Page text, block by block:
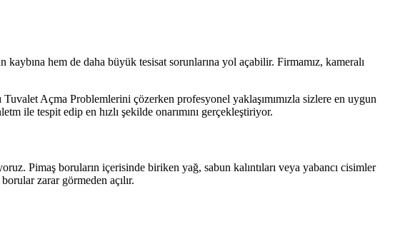
hem de daha büyük tesisat sorunlarına yol açabilir. Firmamız, kameralı
Açma Problemlerini çözerken profesyonel yaklaşımımızla sizlere en uygun
ile tespit edip en hızlı şekilde onarımını gerçekleştiriyor.
Pimaş boruların içerisinde biriken yağ, sabun kalıntıları veya yabancı cisimler
zarar görmeden açılır.